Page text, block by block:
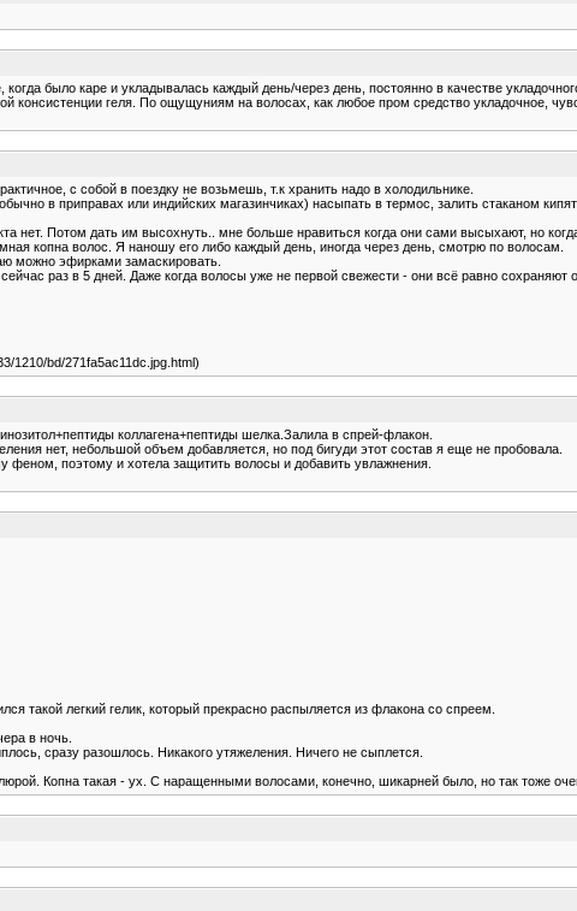
было каре и укладывалась каждый день/через день, постоянно в качестве
консистенции геля. По ощущуниям на волосах, как любое пром средство укладочное,
с собой в поездку не возьмешь, т.к хранить надо в холодильнике.
в приправах или индийских магазинчиках) насыпать в термос, залить стаканом
Потом дать им высохнуть.. мне больше нравиться когда они сами высыхают, но
копна волос. Я наношу его либо каждый день, иногда через день, смотрю по волосам.
можно эфирками замаскировать.
раз в 5 дней. Даже когда волосы уже не первой свежести - они всё равно сохраняют
1210/bd/271fa5ac11dc.jpg.html)
коллагена+пептиды шелка.Залила в спрей-флакон.
нет, небольшой объем добавляется, но под бигуди этот состав я еще не пробовала.
поэтому и хотела защитить волосы и добавить увлажнения.
такой легкий гелик, который прекрасно распыляется из флакона со спреем.
в ночь.
сразу разошлось. Никакого утяжеления. Ничего не сыплется.
Копна такая - ух. С наращенными волосами, конечно, шикарней было, но так тоже